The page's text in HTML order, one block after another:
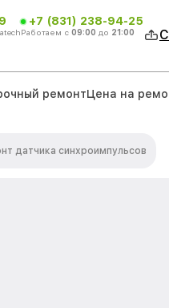
+7 (831) 238-94-25
Работаем с 09:00 до 21:00
ремонтЦена на
датчика синхроимпульсов